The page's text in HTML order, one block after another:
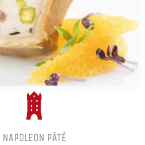
NAPOLEON PÂTÉ